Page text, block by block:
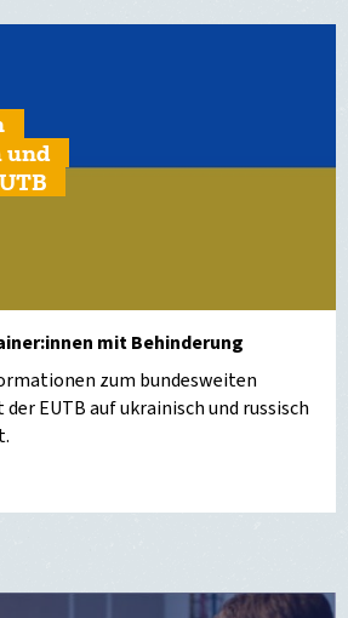
und
mit Behinderung
zum bundesweiten
EUTB auf ukrainisch und russisch